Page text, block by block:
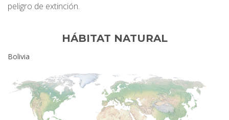
peligro de extinción.
HÁBITAT NATURAL
Bolivia